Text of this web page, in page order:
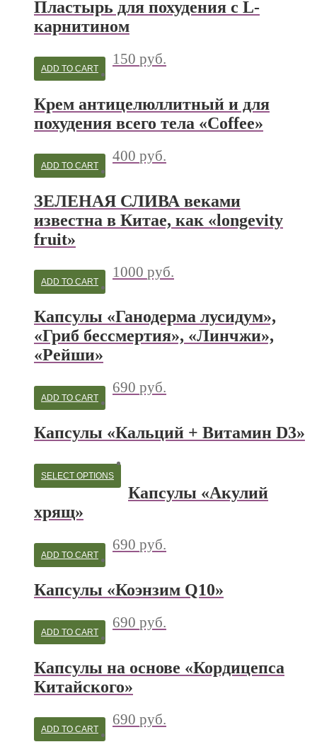
Пластырь для похудения с L-
карнитином
150 руб.
ADD TO CART
Крем антицелюллитный и для
похудения всего тела «Coffee»
400 руб.
ADD TO CART
ЗЕЛЕНАЯ СЛИВА веками
известна в Китае, как «longevity
fruit»
1000 руб.
ADD TO CART
Капсулы «Ганодерма лусидум»,
«Гриб бессмертия», «Линчжи»,
«Рейши»
690 руб.
ADD TO CART
Капсулы «Кальций + Витамин D3»
SELECT OPTIONS
Капсулы «Акулий
хрящ»
690 руб.
ADD TO CART
Капсулы «Коэнзим Q10»
690 руб.
ADD TO CART
Капсулы на основе «Кордицепса
Китайского»
690 руб.
ADD TO CART